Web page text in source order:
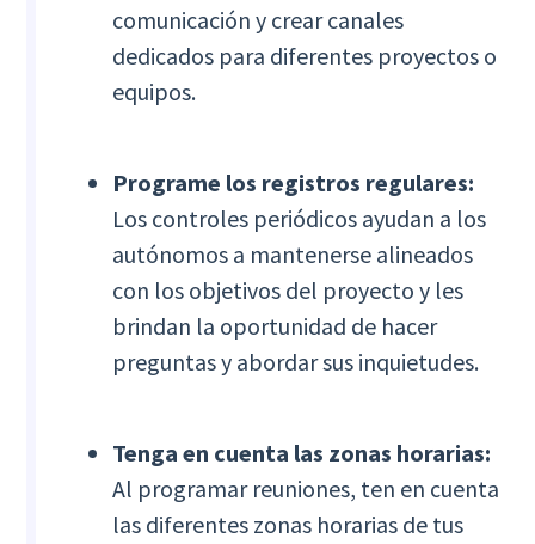
comunicación y crear canales
dedicados para diferentes proyectos o
equipos.
Programe los registros regulares:
Los controles periódicos ayudan a los
autónomos a mantenerse alineados
con los objetivos del proyecto y les
brindan la oportunidad de hacer
preguntas y abordar sus inquietudes.
Tenga en cuenta las zonas horarias:
Al programar reuniones, ten en cuenta
las diferentes zonas horarias de tus